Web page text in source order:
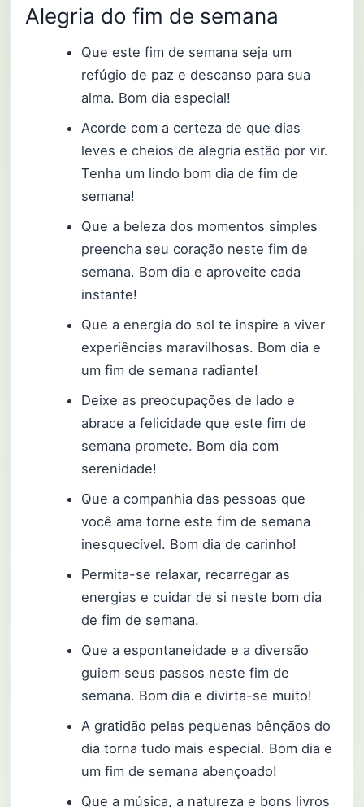
Alegria do fim de semana
Que este fim de semana seja um
refúgio de paz e descanso para sua
alma. Bom dia especial!
Acorde com a certeza de que dias
leves e cheios de alegria estão por vir.
Tenha um lindo bom dia de fim de
semana!
Que a beleza dos momentos simples
preencha seu coração neste fim de
semana. Bom dia e aproveite cada
instante!
Que a energia do sol te inspire a viver
experiências maravilhosas. Bom dia e
um fim de semana radiante!
Deixe as preocupações de lado e
abrace a felicidade que este fim de
semana promete. Bom dia com
serenidade!
Que a companhia das pessoas que
você ama torne este fim de semana
inesquecível. Bom dia de carinho!
Permita-se relaxar, recarregar as
energias e cuidar de si neste bom dia
de fim de semana.
Que a espontaneidade e a diversão
guiem seus passos neste fim de
semana. Bom dia e divirta-se muito!
A gratidão pelas pequenas bênçãos do
dia torna tudo mais especial. Bom dia e
um fim de semana abençoado!
Que a música, a natureza e bons livros